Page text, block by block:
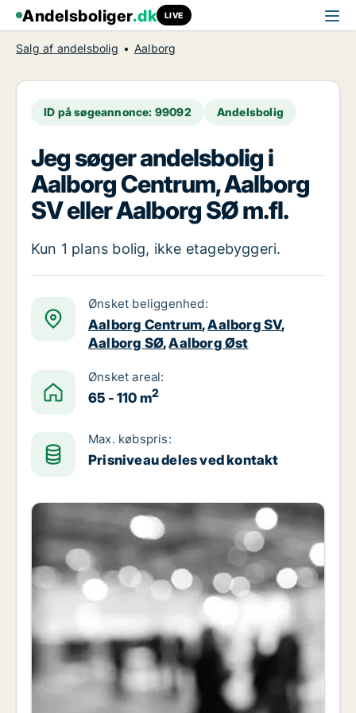
Andelsboliger.dk LIVE
Salg af andelsbolig Aalborg
ID på søgeannonce: 99092 Andelsbolig
Jeg søger andelsbolig i
Aalborg Centrum, Aalborg
SV eller Aalborg SØ m.fl.
Kun 1 plans bolig, ikke etagebyggeri.
Ønsket beliggenhed:
Aalborg Centrum,Aalborg SV,
Aalborg SØ,Aalborg Øst
Ønsket areal:
65 - 110 m2
Max. købspris:
Prisniveau deles ved kontakt